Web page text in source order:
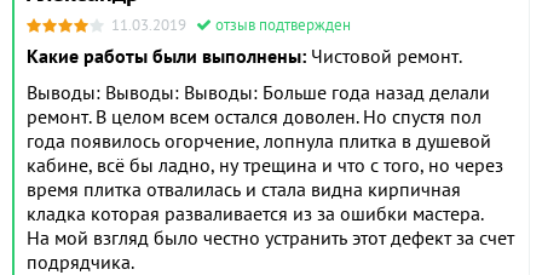
11.03.2019 отзыв подтвержден
Какие работы были выполнены: Чистовой ремонт.
Выводы: Выводы: Выводы: Больше года назад делали
ремонт. В целом всем остался доволен. Но спустя пол
года появилось огорчение, лопнула плитка в душевой
кабине, всё бы ладно, ну трещина и что с того, но через
время плитка отвалилась и стала видна кирпичная
кладка которая разваливается из за ошибки мастера.
На мой взгляд было честно устранить этот дефект за счет
подрядчика.